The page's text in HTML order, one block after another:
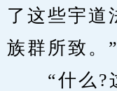
了这些宇道
族群所致。”
“什么?这